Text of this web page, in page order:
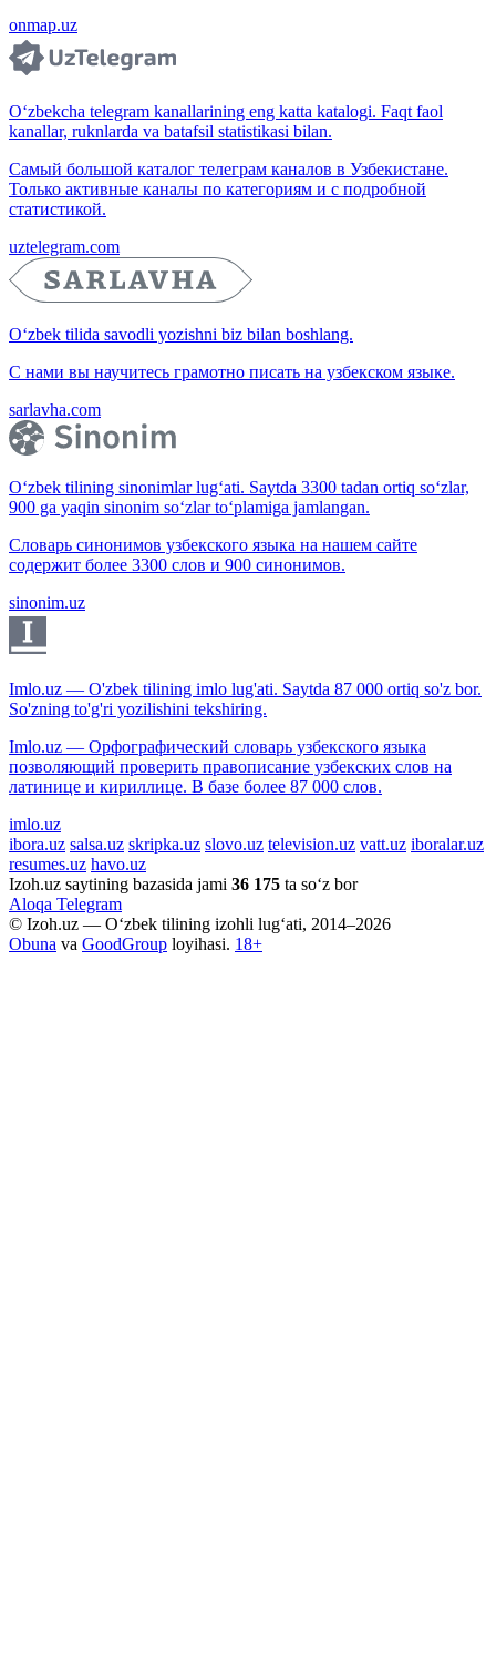
onmap.uz
O‘zbekcha telegram kanallarining eng katta katalogi. Faqt faol
kanallar, ruknlarda va batafsil statistikasi bilan.
Самый большой каталог телеграм каналов в Узбекистане.
Только активные каналы по категориям и с подробной
статистикой.
uztelegram.com
O‘zbek tilida savodli yozishni biz bilan boshlang.
С нами вы научитесь грамотно писать на узбекском языке.
sarlavha.com
O‘zbek tilining sinonimlar lug‘ati. Saytda 3300 tadan ortiq so‘zlar,
900 ga yaqin sinonim so‘zlar to‘plamiga jamlangan.
Словарь синонимов узбекского языка на нашем сайте
содержит более 3300 слов и 900 синонимов.
sinonim.uz
Imlo.uz — O'zbek tilining imlo lug'ati. Saytda 87 000 ortiq so'z bor.
So'zning to'g'ri yozilishini tekshiring.
Imlo.uz — Орфографический словарь узбекского языка
позволяющий проверить правописание узбекских слов на
латинице и кириллице. В базе более 87 000 слов.
imlo.uz
ibora.uz salsa.uz skripka.uz slovo.uz television.uz vatt.uz iboralar.uz
resumes.uz havo.uz
Izoh.uz saytining bazasida jami 36 175 ta so‘z bor
Aloqa Telegram
© Izoh.uz — O‘zbek tilining izohli lug‘ati, 2014–2026
Obuna va GoodGroup loyihasi. 18+